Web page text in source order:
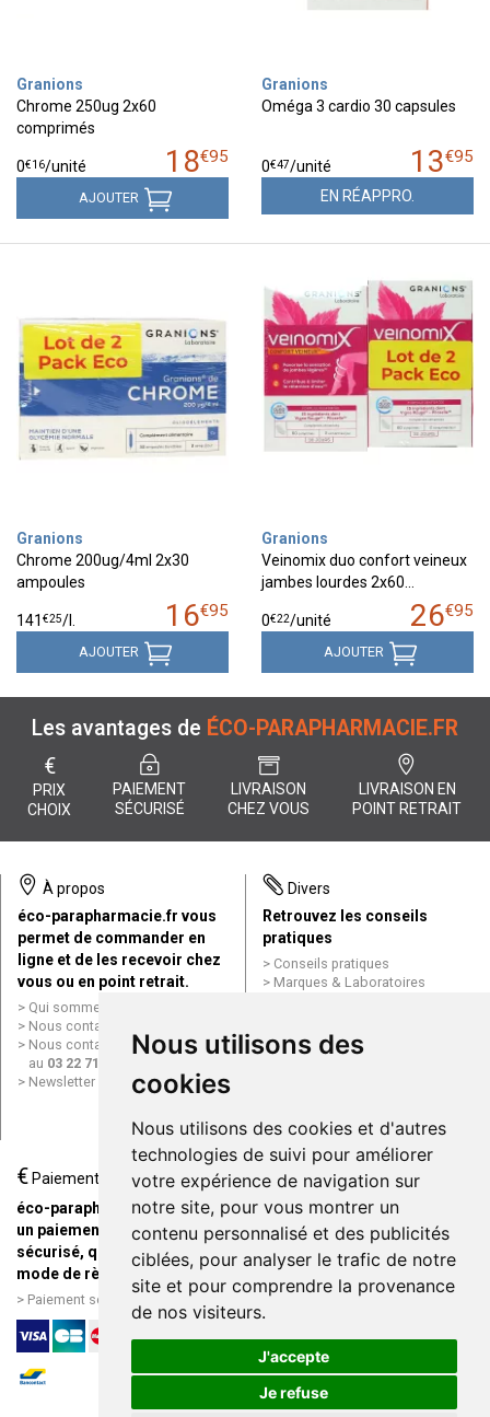
Nous utilisons des
cookies
Nous utilisons des cookies et d'autres
technologies de suivi pour améliorer
votre expérience de navigation sur
notre site, pour vous montrer un
contenu personnalisé et des publicités
ciblées, pour analyser le trafic de notre
site et pour comprendre la provenance
de nos visiteurs.
J'accepte
Je refuse
Granions
Chrome 250ug 2x60
comprimés
18€95
0€16/unité
AJOUTER
Granions
Oméga 3 cardio 30 capsules
13€95
0€47/unité
EN RÉAPPRO.
Granions
Chrome 200ug/4ml 2x30
ampoules
16€95
141 €25/
AJOUTER
Granions
Veinomix duo confort veineux
jambes lourdes 2x60…
26€95
0€22/unité
AJOUTER
Les avantages de ÉCO-PARAPHARMACIE.FR
€
PRIX
CHOIX
PAIEMENT
SÉCURISÉ
LIVRAISON
CHEZ VOUS
LIVRAISON EN
POINT RETRAIT
À propos
éco-parapharmacie.fr vous
permet de commander en
ligne et de les recevoir chez
vous ou en point retrait.
Qui sommes nous ?
Nous contacter par e-mail
Nous contacter par téléphone
au 03 22 71 64 10
Newsletter
Divers
Retrouvez les conseils
pratiques
Conseils pratiques
Marques & Laboratoires
Mentions légales
Données personnelles
ligne
€ Paiement
éco-parapharmacie.fr offre
un paiement entièrement
sécurisé, quel que soit le
mode de règlement
Paiement sécurisé et simple
Livraison / Point retrait
Commandez en ligne et
recevez votre commande
rapidement chez vous ou en
point retrait
Livraison chez vous ou en